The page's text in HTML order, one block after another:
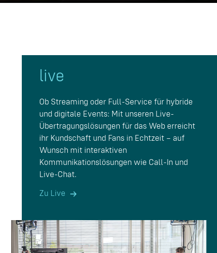
live
Ob Streaming oder Full-Service für hybride
und digitale Events: Mit unseren Live-
Übertragungslösungen für das Web erreicht
ihr Kundschaft und Fans in Echtzeit – auf
Wunsch mit interaktiven
Kommunikationslösungen wie Call-In und
Live-Chat.
Zu Live